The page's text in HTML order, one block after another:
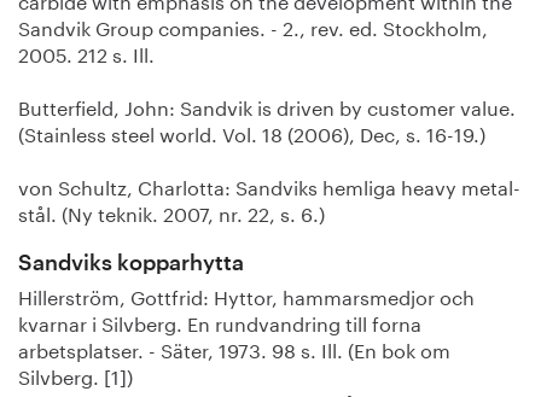
Sandvik Group companies. - 2., rev. ed. Stockholm,
2005. 212 s. Ill.
Butterfield, John: Sandvik is driven by customer value.
(Stainless steel world. Vol. 18 (2006), Dec, s. 16-19.)
von Schultz, Charlotta: Sandviks hemliga heavy metal-
stål. (Ny teknik. 2007, nr. 22, s. 6.)
Sandviks kopparhytta
Hillerström, Gottfrid: Hyttor, hammarsmedjor och
kvarnar i Silvberg. En rundvandring till forna
arbetsplatser. - Säter, 1973. 98 s. Ill. (En bok om
Silvberg. [1])